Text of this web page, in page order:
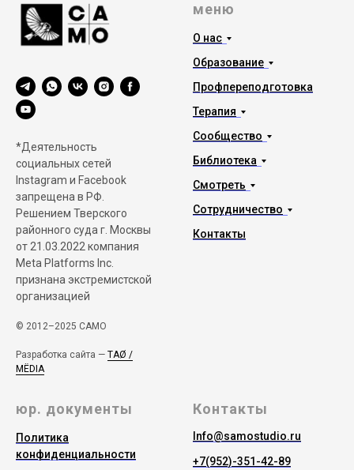
*Деятельность
социальных сетей
Instagram и Facebook
запрещена в РФ.
Решением Тверского
районного суда г. Москвы
от 21.03.2022 компания
Meta Platforms Inc.
признана экстремистской
организацией
© 2012–2025 САМО
Разработка сайта — TAØ /
MЁDIA
меню
О нас
Образование
Профпереподготовка
Терапия
Сообщество
Библиотека
Смотреть
Сотрудничество
Контакты
юр. документы
Политика
конфиденциальности
Контакты
Info@samostudio.ru
+7(952)-351-42-89